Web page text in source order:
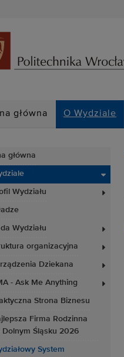
główna O Wydziale
główna
Wydziału
Wydziału
organizacyjna
Dziekana
- Ask Me Anything
Strona Biznesu
Firma Rodzinna
Dolnym Śląsku 2026
System